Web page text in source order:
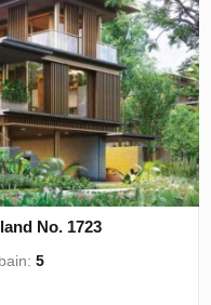
No. 1723
5